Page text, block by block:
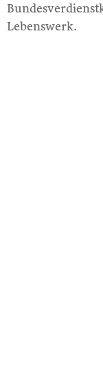
Lebenswerk.